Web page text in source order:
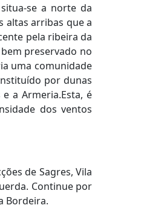
se a norte da
altas arribas que a
pela ribeira da
preservado no
uma comunidade
por dunas
a Armeria.Esta, é
dos ventos
de Sagres, Vila
Continue por
Bordeira.